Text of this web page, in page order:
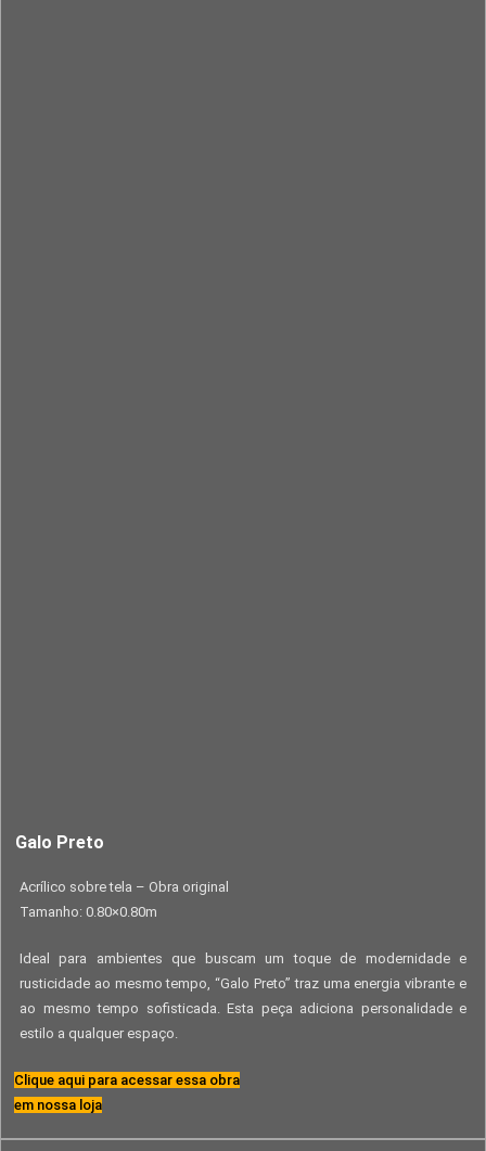
Galo Preto
Acrílico sobre tela – Obra original
Tamanho: 0.80×0.80m
Ideal para ambientes que buscam um toque de modernidade e
rusticidade ao mesmo tempo, “Galo Preto” traz uma energia vibrante e
ao mesmo tempo sofisticada. Esta peça adiciona personalidade e
estilo a qualquer espaço.
Clique aqui para acessar essa obra
em nossa loja